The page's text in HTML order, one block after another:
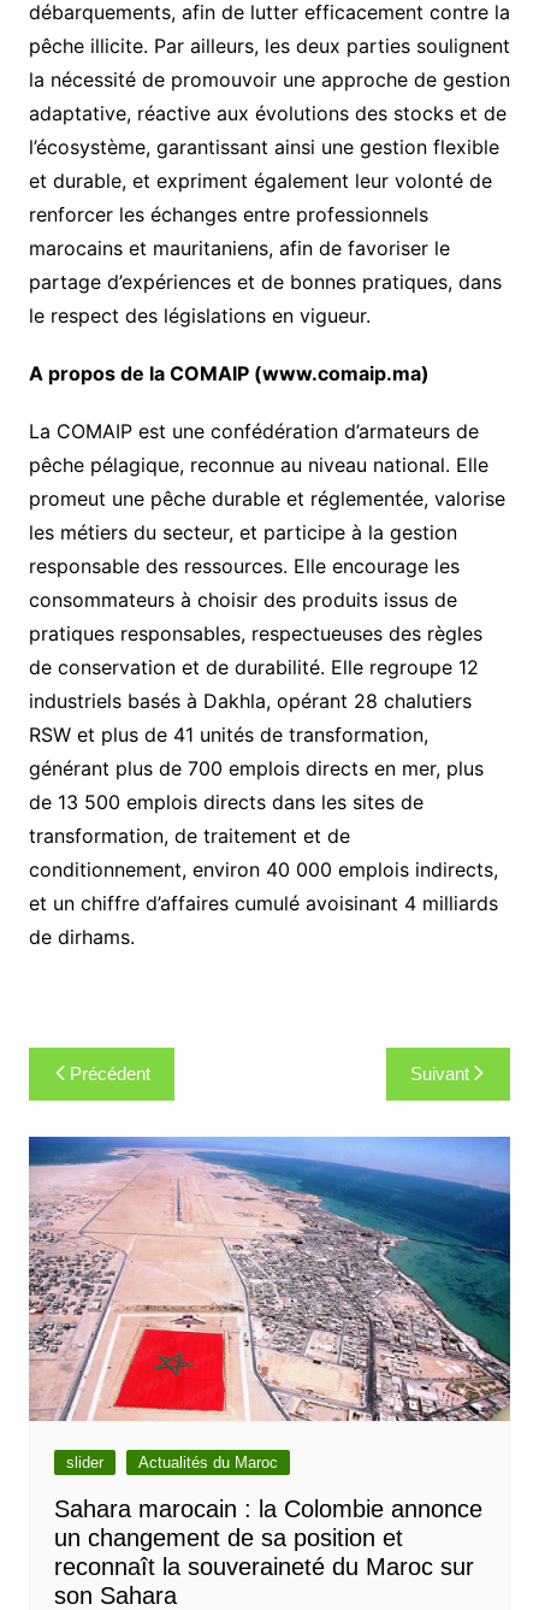
débarquements, afin de lutter efficacement contre la
pêche illicite. Par ailleurs, les deux parties soulignent
la nécessité de promouvoir une approche de gestion
adaptative, réactive aux évolutions des stocks et de
l’écosystème, garantissant ainsi une gestion flexible
et durable, et expriment également leur volonté de
renforcer les échanges entre professionnels
marocains et mauritaniens, afin de favoriser le
partage d’expériences et de bonnes pratiques, dans
le respect des législations en vigueur.
A propos de la COMAIP (www.comaip.ma)
La COMAIP est une confédération d’armateurs de
pêche pélagique, reconnue au niveau national. Elle
promeut une pêche durable et réglementée, valorise
les métiers du secteur, et participe à la gestion
responsable des ressources. Elle encourage les
consommateurs à choisir des produits issus de
pratiques responsables, respectueuses des règles
de conservation et de durabilité. Elle regroupe 12
industriels basés à Dakhla, opérant 28 chalutiers
RSW et plus de 41 unités de transformation,
générant plus de 700 emplois directs en mer, plus
de 13 500 emplois directs dans les sites de
transformation, de traitement et de
conditionnement, environ 40 000 emplois indirects,
et un chiffre d’affaires cumulé avoisinant 4 milliards
de dirhams.
Navigation
de
l’article
Précédent Suivant
slider Actualités du Maroc
Sahara marocain : la Colombie annonce
un changement de sa position et
reconnaît la souveraineté du Maroc sur
son Sahara